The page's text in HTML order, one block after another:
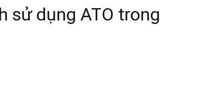
sử dụng ATO trong